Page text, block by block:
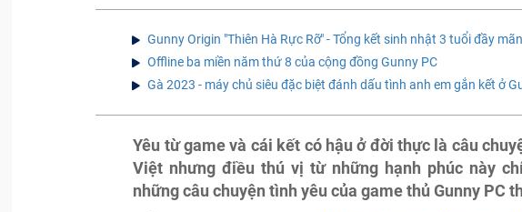
Gunny Origin "Thiên Hà Rực Rỡ" - Tổng kết sinh nhật 3 tuổi đầy
Offline ba miền năm thứ 8 của cộng đồng Gunny PC
Gà 2023 - máy chủ siêu đặc biệt đánh dấu tình anh em gắn kết ở
Yêu từ game và cái kết có hậu ở đời thực là câu
Việt nhưng điều thú vị từ những hạnh phúc này
những câu chuyện tình yêu của game thủ Gunny PC